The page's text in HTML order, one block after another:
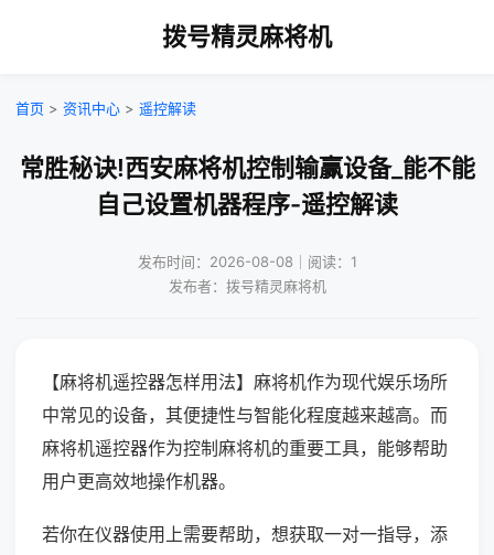
拨号精灵麻将机
首页 > 资讯中心 > 遥控解读
常胜秘诀!西安麻将机控制输赢设备_能不能
自己设置机器程序-遥控解读
发布时间：2026-08-08｜阅读：1
发布者：拨号精灵麻将机
【麻将机遥控器怎样用法】麻将机作为现代娱乐场所
中常见的设备，其便捷性与智能化程度越来越高。而
麻将机遥控器作为控制麻将机的重要工具，能够帮助
用户更高效地操作机器。
若你在仪器使用上需要帮助，想获取一对一指导，添